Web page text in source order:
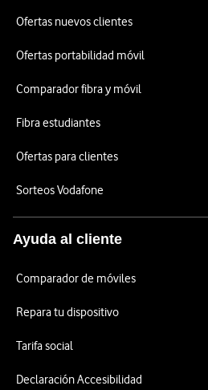
Ofertas nuevos clientes
Ofertas portabilidad móvil
Comparador fibra y móvil
Fibra estudiantes
Ofertas para clientes
Sorteos Vodafone
Ayuda al cliente
Comparador de móviles
Repara tu dispositivo
Tarifa social
Declaración Accesibilidad